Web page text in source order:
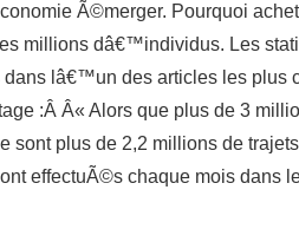
Ã©merger. Pourquoi
millions dâ€™individus. Les
lâ€™un des articles les
:Â Â« Alors que plus de 3
sont plus de 2,2 millions de
effectuÃ©s chaque mois dans